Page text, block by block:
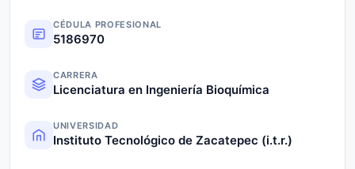
CÉDULA PROFESIONAL
5186970
CARRERA
Licenciatura en Ingeniería Bioquímica
UNIVERSIDAD
Instituto Tecnológico de Zacatepec (i.t.r.)